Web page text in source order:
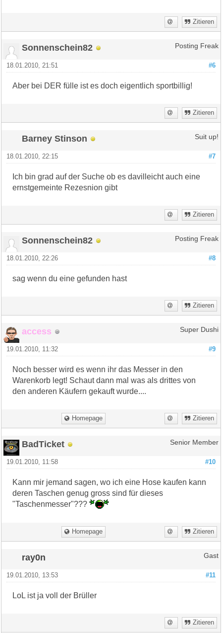
Zitieren
Sonnenschein82 Posting Freak
#6
18.01.2010, 21:51
Aber bei DER fülle ist es doch eigentlich sportbillig!
Zitieren
Barney Stinson Suit up!
#7
18.01.2010, 22:15
Ich bin grad auf der Suche ob es davilleicht auch eine
ernstgemeinte Rezesnion gibt
Zitieren
Sonnenschein82 Posting Freak
#8
18.01.2010, 22:26
sag wenn du eine gefunden hast
Zitieren
access Super Dushi
#9
19.01.2010, 11:32
Noch besser wird es wenn ihr das Messer in den
Warenkorb legt! Schaut dann mal was als drittes von
den anderen Käufern gekauft wurde....
Homepage Zitieren
BadTicket Senior Member
#10
19.01.2010, 11:58
Kann mir jemand sagen, wo ich eine Hose kaufen kann
deren Taschen genug gross sind für dieses
"Taschenmesser"???
Homepage Zitieren
ray0n Gast
#11
19.01.2010, 13:53
LoL ist ja voll der Brüller
Zitieren